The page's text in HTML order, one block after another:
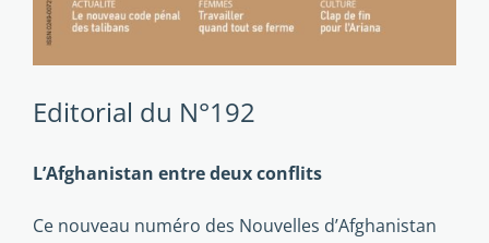
Editorial du N°192
L’Afghanistan entre deux conflits
Ce nouveau numéro des Nouvelles d’Afghanistan